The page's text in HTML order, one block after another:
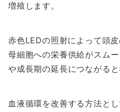
増殖します。
赤色LEDの照射によって頭
母細胞への栄養供給がスム
や成長期の延長につながると
血液循環を改善する方法と